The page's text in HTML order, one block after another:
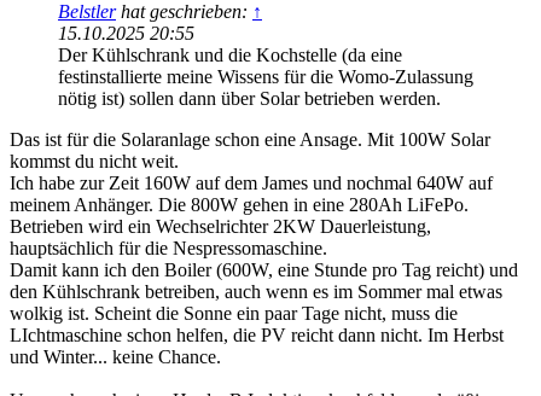
Belstlerhat geschrieben: ↑
15.10.2025 20:55
Der Kühlschrank und die Kochstelle (da eine
festinstallierte meine Wissens für die Womo-Zulassung
nötig ist) sollen dann über Solar betrieben werden.
Das ist für die Solaranlage schon eine Ansage. Mit 100W Solar
kommst du nicht weit.
Ich habe zur Zeit 160W auf dem James und nochmal 640W auf
meinem Anhänger. Die 800W gehen in eine 280Ah LiFePo.
Betrieben wird ein Wechselrichter 2KW Dauerleistung,
hauptsächlich für die Nespressomaschine.
Damit kann ich den Boiler (600W, eine Stunde pro Tag reicht) und
den Kühlschrank betreiben, auch wenn es im Sommer mal etwas
wolkig ist. Scheint die Sonne ein paar Tage nicht, muss die
LIchtmaschine schon helfen, die PV reicht dann nicht. Im Herbst
und Winter... keine Chance.